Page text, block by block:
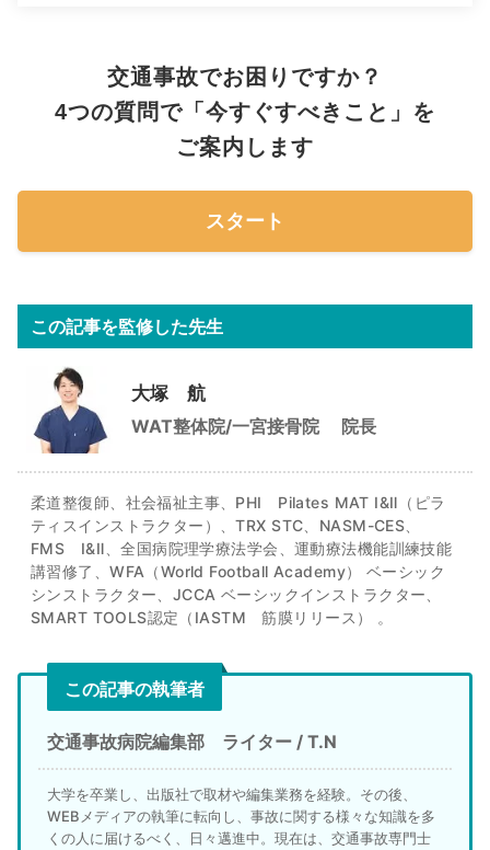
交通事故でお困りですか？
4つの質問で「今すぐすべきこと」を
ご案内します
スタート
この記事を監修した先生
大塚 航
WAT整体院/一宮接骨院
院長
柔道整復師、社会福祉主事、PHI Pilates MAT Ⅰ&Ⅱ（ピラ
ティスインストラクター）、TRX STC、NASM-CES、
FMS Ⅰ&Ⅱ、全国病院理学療法学会、運動療法機能訓練技能
講習修了、WFA（World Football Academy） ベーシック
シンストラクター、JCCA ベーシックインストラクター、
SMART TOOLS認定（IASTM 筋膜リリース） 。
この記事の執筆者
交通事故病院編集部 ライター / T.N
大学を卒業し、出版社で取材や編集業務を経験。その後、
WEBメディアの執筆に転向し、事故に関する様々な知識を多
くの人に届けるべく、日々邁進中。現在は、交通事故専門士